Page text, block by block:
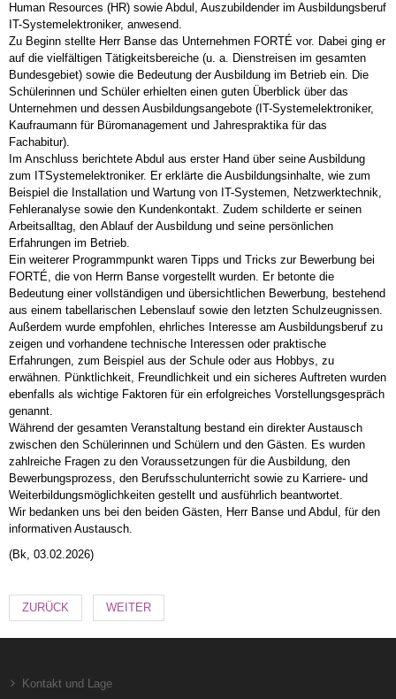
Human Resources (HR) sowie Abdul, Auszubildender im Ausbildungsberuf
IT-Systemelektroniker, anwesend.
Zu Beginn stellte Herr Banse das Unternehmen FORTÉ vor. Dabei ging er
auf die vielfältigen Tätigkeitsbereiche (u. a. Dienstreisen im gesamten
Bundesgebiet) sowie die Bedeutung der Ausbildung im Betrieb ein. Die
Schülerinnen und Schüler erhielten einen guten Überblick über das
Unternehmen und dessen Ausbildungsangebote (IT-Systemelektroniker,
Kaufraumann für Büromanagement und Jahrespraktika für das
Fachabitur).
Im Anschluss berichtete Abdul aus erster Hand über seine Ausbildung
zum ITSystemelektroniker. Er erklärte die Ausbildungsinhalte, wie zum
Beispiel die Installation und Wartung von IT-Systemen, Netzwerktechnik,
Fehleranalyse sowie den Kundenkontakt. Zudem schilderte er seinen
Arbeitsalltag, den Ablauf der Ausbildung und seine persönlichen
Erfahrungen im Betrieb.
Ein weiterer Programmpunkt waren Tipps und Tricks zur Bewerbung bei
FORTÉ, die von Herrn Banse vorgestellt wurden. Er betonte die
Bedeutung einer vollständigen und übersichtlichen Bewerbung, bestehend
aus einem tabellarischen Lebenslauf sowie den letzten Schulzeugnissen.
Außerdem wurde empfohlen, ehrliches Interesse am Ausbildungsberuf zu
zeigen und vorhandene technische Interessen oder praktische
Erfahrungen, zum Beispiel aus der Schule oder aus Hobbys, zu
erwähnen. Pünktlichkeit, Freundlichkeit und ein sicheres Auftreten wurden
ebenfalls als wichtige Faktoren für ein erfolgreiches Vorstellungsgespräch
genannt.
Während der gesamten Veranstaltung bestand ein direkter Austausch
zwischen den Schülerinnen und Schülern und den Gästen. Es wurden
zahlreiche Fragen zu den Voraussetzungen für die Ausbildung, den
Bewerbungsprozess, den Berufsschulunterricht sowie zu Karriere- und
Weiterbildungsmöglichkeiten gestellt und ausführlich beantwortet.
Wir bedanken uns bei den beiden Gästen, Herr Banse und Abdul, für den
informativen Austausch.
(Bk, 03.02.2026)
ZURÜCK WEITER
Kontakt und Lage